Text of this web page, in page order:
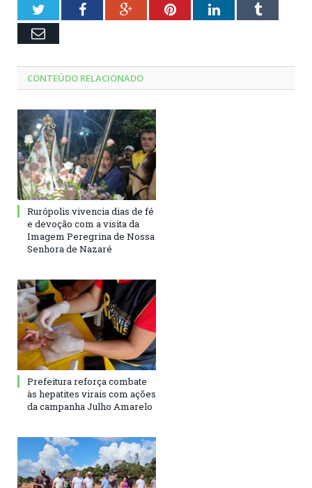
TwitterFacebookGoogle+PinterestLinkedInTumblr
Email
CONTEÚDO RELACIONADO
Rurópolis vivencia dias de fé
e devoção com a visita da
Imagem Peregrina de Nossa
Senhora de Nazaré
Prefeitura reforça combate
às hepatites virais com ações
da campanha Julho Amarelo